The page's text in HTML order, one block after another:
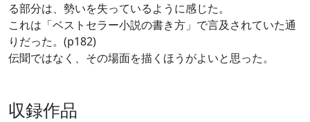
る部分は、勢いを失っているように感じた。
これは「ベストセラー小説の書き方」で言及されていた通
りだった。(p182)
伝聞ではなく、その場面を描くほうがよいと思った。
収録作品